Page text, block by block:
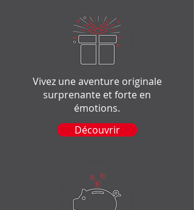
Vivez une aventure originale
surprenante et forte en
émotions.
Découvrir